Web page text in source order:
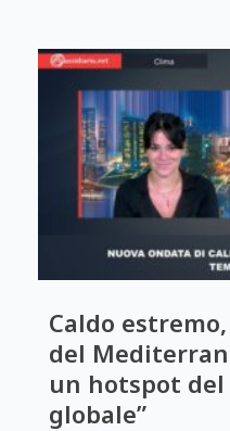
Caldo estremo,
del
un hotspot
globale”